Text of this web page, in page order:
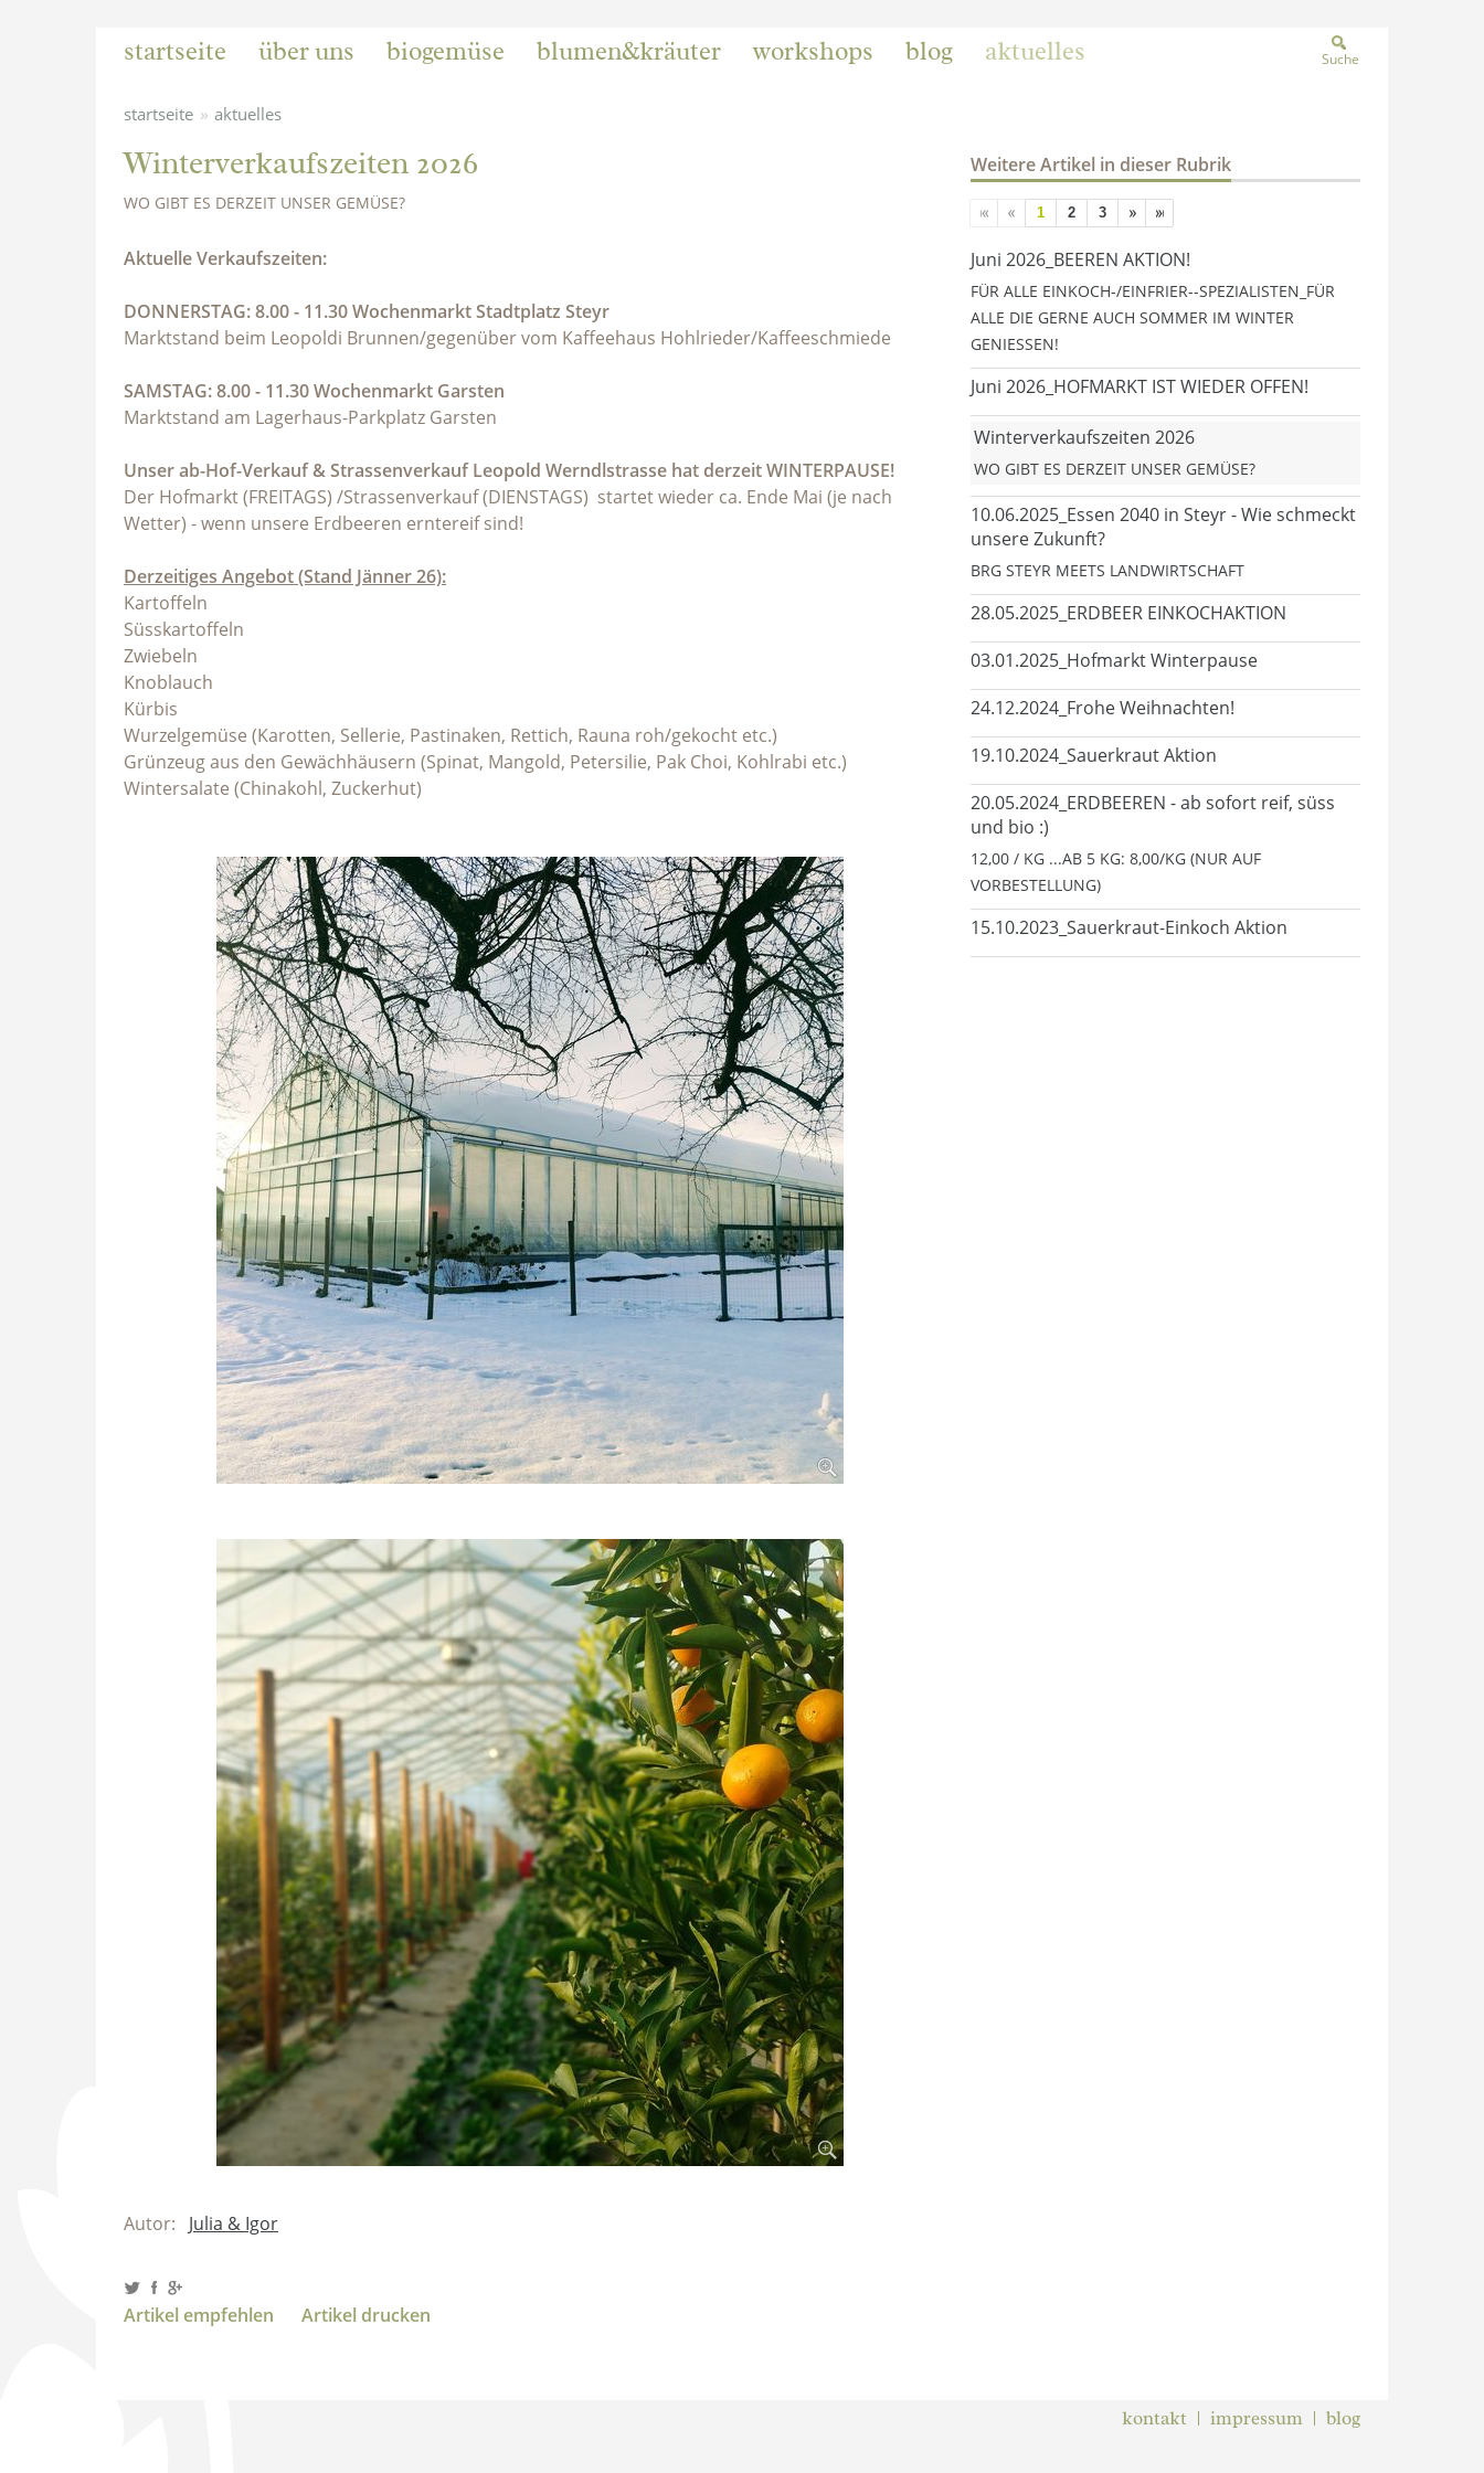
startseite über uns biogemüse blumen&kräuter workshops blog aktuelles Suche
startseite » aktuelles
Winterverkaufszeiten 2026
WO GIBT ES DERZEIT UNSER GEMÜSE?
Aktuelle Verkaufszeiten:
DONNERSTAG: 8.00 - 11.30 Wochenmarkt Stadtplatz Steyr
Marktstand beim Leopoldi Brunnen/gegenüber vom Kaffeehaus Hohlrieder/Kaffeeschmiede
SAMSTAG: 8.00 - 11.30 Wochenmarkt Garsten
Marktstand am Lagerhaus-Parkplatz Garsten
Unser ab-Hof-Verkauf & Strassenverkauf Leopold Werndlstrasse hat derzeit WINTERPAUSE!
Der Hofmarkt (FREITAGS) /Strassenverkauf (DIENSTAGS) startet wieder ca. Ende Mai (je nach
Wetter) - wenn unsere Erdbeeren erntereif sind!
Derzeitiges Angebot (Stand Jänner 26):
Kartoffeln
Süsskartoffeln
Zwiebeln
Knoblauch
Kürbis
Wurzelgemüse (Karotten, Sellerie, Pastinaken, Rettich, Rauna roh/gekocht etc.)
Grünzeug aus den Gewächhäusern (Spinat, Mangold, Petersilie, Pak Choi, Kohlrabi etc.)
Wintersalate (Chinakohl, Zuckerhut)
Autor: Julia & Igor
Artikel empfehlen Artikel drucken
Weitere Artikel in dieser Rubrik
1 2 3
Juni 2026_BEEREN AKTION!
FÜR ALLE EINKOCH-/EINFRIER--SPEZIALISTEN_FÜR
ALLE DIE GERNE AUCH SOMMER IM WINTER
GENIESSEN!
Juni 2026_HOFMARKT IST WIEDER OFFEN!
Winterverkaufszeiten 2026
WO GIBT ES DERZEIT UNSER GEMÜSE?
10.06.2025_Essen 2040 in Steyr - Wie schmeckt
unsere Zukunft?
BRG STEYR MEETS LANDWIRTSCHAFT
28.05.2025_ERDBEER EINKOCHAKTION
03.01.2025_Hofmarkt Winterpause
24.12.2024_Frohe Weihnachten!
19.10.2024_Sauerkraut Aktion
20.05.2024_ERDBEEREN - ab sofort reif, süss
und bio :)
12,00 / KG ...AB 5 KG: 8,00/KG (NUR AUF
VORBESTELLUNG)
15.10.2023_Sauerkraut-Einkoch Aktion
kontakt impressum blog